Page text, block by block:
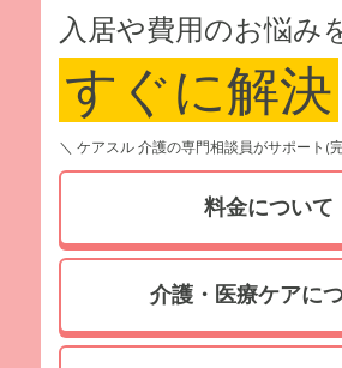
入居や費用のお悩み
すぐに解決
＼ ケアスル 介護の専門相談員がサポート(
料金について
介護・医療ケアに